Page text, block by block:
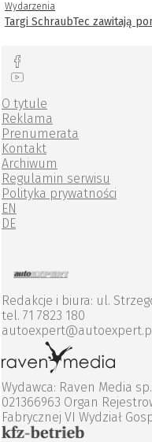
Wydarzenia
Targi SchraubTec zawitają
O tytule
Reklama
Prenumerata
Kontakt
Archiwum
Regulamin serwisu
Polityka prywatności
EN
DE
Redakcje i biura: ul.
tel. 71 7823 180
Wydawca: Raven Media sp.
021366963 Organ
Fabrycznej VI Wydział